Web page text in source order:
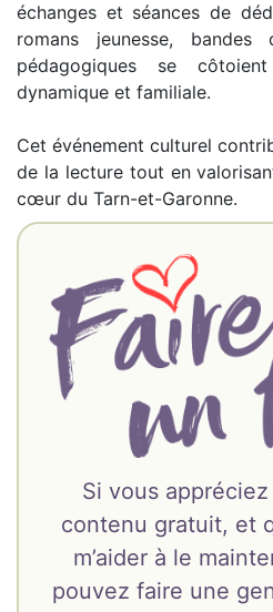
échanges et séances de
romans jeunesse, bandes
pédagogiques se
dynamique et familiale.
Cet événement culturel
de la lecture tout en
cœur du Tarn-et-Garonne.
Si vous
contenu gratuit, et
m’aider à le
pouvez faire une